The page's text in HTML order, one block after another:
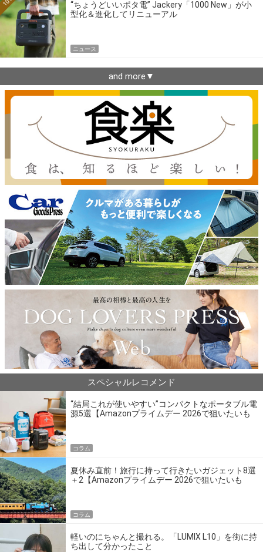
“ちょうどいいポタ電” Jackery「1000 New」が小
型化＆進化してリニューアル
ニュース
and more▼
スペシャルレコメンド
“結局これが使いやすい”コンパクトなポータブル電
源5選【Amazonプライムデー 2026で狙いたいも
コラム
夏休み直前！旅行に持って行きたいガジェット8選
＋2【Amazonプライムデー 2026で狙いたいも
コラム
軽いのにちゃんと撮れる。「LUMIX L10」を街に持
ち出して分かったこと